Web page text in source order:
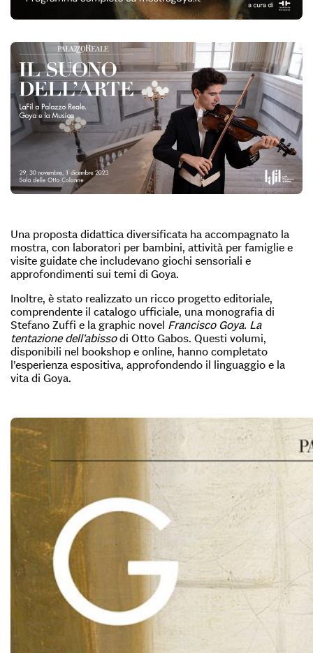
Una proposta didattica diversificata ha accompagnato la
mostra, con laboratori per bambini, attività per famiglie e
visite guidate che includevano giochi sensoriali e
approfondimenti sui temi di Goya.
Inoltre, è stato realizzato un ricco progetto editoriale,
comprendente il catalogo ufficiale, una monografia di
Stefano Zuffi e la graphic novel Francisco Goya. La
tentazione dell’abissodi Otto Gabos. Questi volumi,
disponibili nel bookshop e online, hanno completato
l’esperienza espositiva, approfondendo il linguaggio e la
vita di Goya.